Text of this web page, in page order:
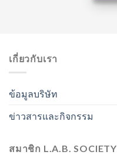
เกี่ยวกับเรา
ข้อมูลบริษัท
ข่าวสารและกิจกรรม
สมาชิก L.A.B. SOCIETY